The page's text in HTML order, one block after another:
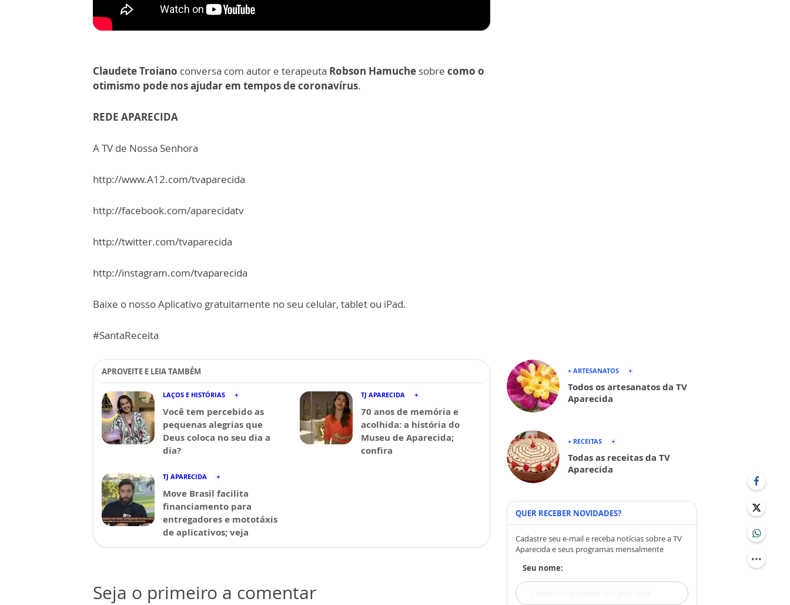
Claudete Troiano conversa com autor e terapeuta Robson Hamuche sobre como o
otimismo pode nos ajudar em tempos de coronavírus.
REDE APARECIDA
A TV de Nossa Senhora
http://www.A12.com/tvaparecida
http://facebook.com/aparecidatv
http://twitter.com/tvaparecida
http://instagram.com/tvaparecida
Baixe o nosso Aplicativo gratuitamente no seu celular, tablet ou iPad.
#SantaReceita
APROVEITE E LEIA TAMBÉM
LAÇOS E HISTÓRIAS
Você tem percebido as
pequenas alegrias que
Deus coloca no seu dia a
dia?
TJ APARECIDA
70 anos de memória e
acolhida: a história do
Museu de Aparecida;
confira
TJ APARECIDA
Move Brasil facilita
financiamento para
entregadores e mototáxis
de aplicativos; veja
Seja o primeiro a comentar
+ ARTESANATOS
Todos os artesanatos da TV
Aparecida
+ RECEITAS
Todas as receitas da TV
Aparecida
QUER RECEBER NOVIDADES?
Cadastre seu e-mail e receba notícias sobre a TV
Aparecida e seus programas mensalmente
Seu nome: